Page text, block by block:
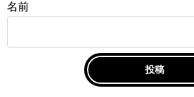
名前